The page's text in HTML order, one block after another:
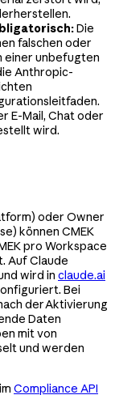
Die
falschen oder
einer unbefugten
Anthropic-
E-Mail, Chat oder
wird.
oder Owner
können CMEK
pro Workspace
Auf Claude
wird in claude.ai
Bei
der Aktivierung
Daten
mit von
und werden
Compliance API